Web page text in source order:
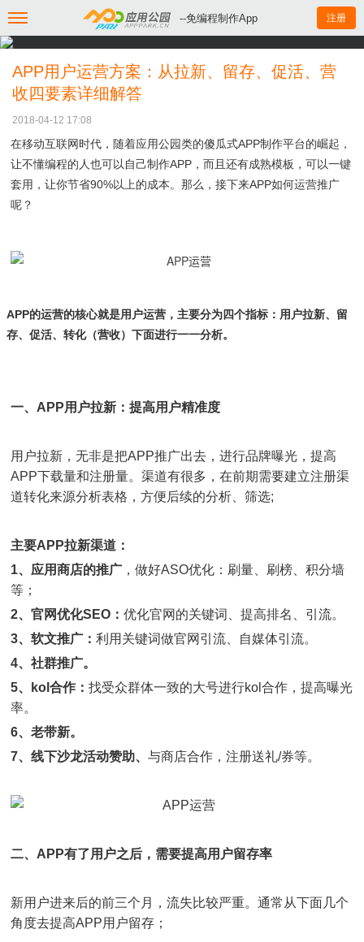
--免编程制作App 注册
APP用户运营方案：从拉新、留存、促活、营
收四要素详细解答
2018-04-12 17:08
在移动互联网时代，随着应用公园类的傻瓜式APP制作平台的崛起，
让不懂编程的人也可以自己制作APP，而且还有成熟模板，可以一键
套用，让你节省90%以上的成本。那么，接下来APP如何运营推广
呢？
APP的运营的核心就是用户运营，主要分为四个指标：用户拉新、留
存、促活、转化（营收）下面进行一一分析。
一、APP用户拉新：提高用户精准度
用户拉新，无非是把APP推广出去，进行品牌曝光，提高
APP下载量和注册量。渠道有很多，在前期需要建立注册渠
道转化来源分析表格，方便后续的分析、筛选;
主要APP拉新渠道：
1、应用商店的推广 ，做好ASO优化：刷量、刷榜、积分墙
等；
2、官网优化SEO： 优化官网的关键词、提高排名、引流。
3、软文推广： 利用关键词做官网引流、自媒体引流。
4、社群推广。
5、kol合作： 找受众群体一致的大号进行kol合作，提高曝光
率。
6、老带新。
7、线下沙龙活动赞助、 与商店合作，注册送礼/券等。
二、APP有了用户之后，需要提高用户留存率
新用户进来后的前三个月，流失比较严重。通常从下面几个
角度去提高APP用户留存；